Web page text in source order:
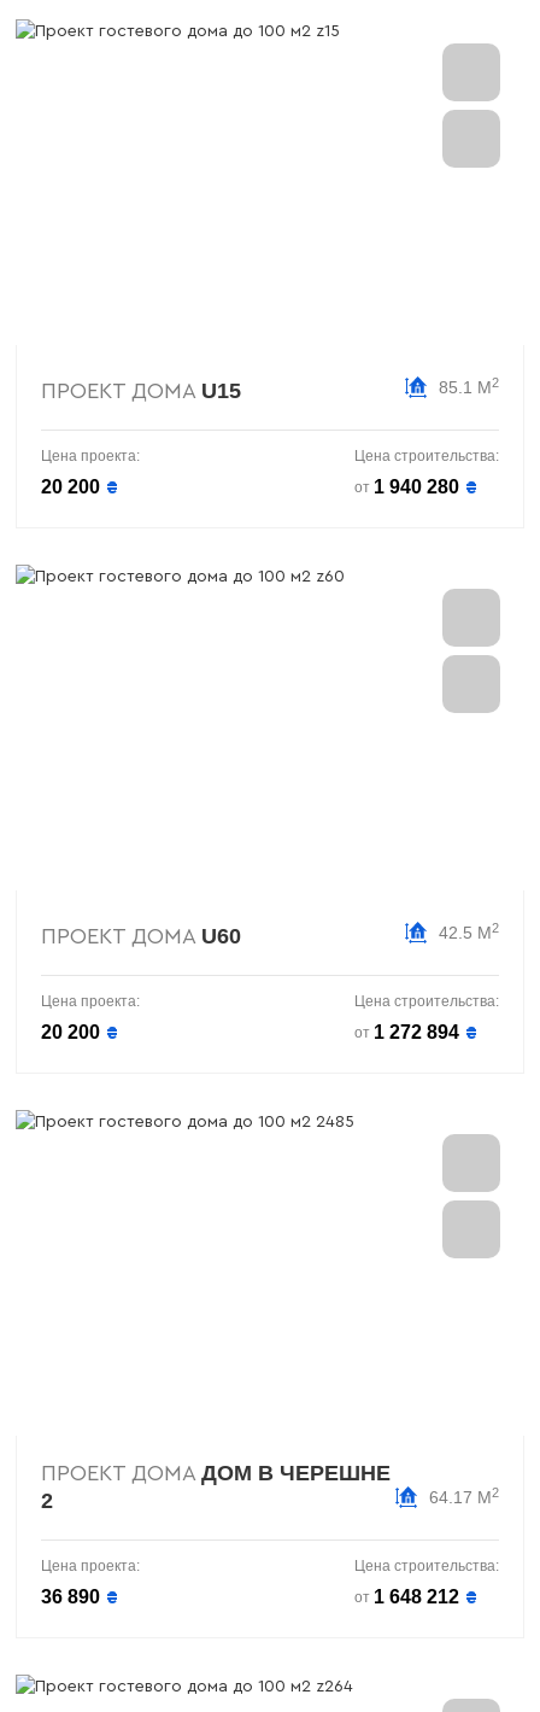
ПРОЕКТ ДОМА U15 85.1 М2
Цена проекта:
20 200 ₴
Цена строительства:
от 1 940 280 ₴
ПРОЕКТ ДОМА U60 42.5 М2
Цена проекта:
20 200 ₴
Цена строительства:
от 1 272 894 ₴
ПРОЕКТ ДОМА ДОМ В ЧЕРЕШНЕ
2
64.17 М2
Цена проекта:
36 890 ₴
Цена строительства:
от 1 648 212 ₴